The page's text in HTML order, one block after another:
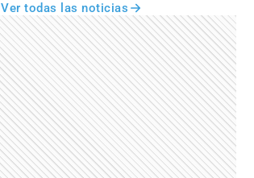
Ver todas las noticias